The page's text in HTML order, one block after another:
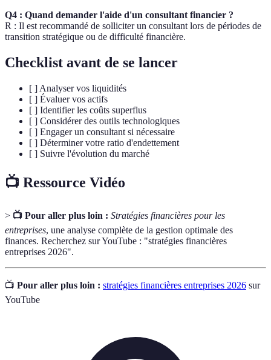
Q4 : Quand demander l'aide d'un consultant financier ?
R : Il est recommandé de solliciter un consultant lors de périodes de
transition stratégique ou de difficulté financière.
Checklist avant de se lancer
[ ] Analyser vos liquidités
[ ] Évaluer vos actifs
[ ] Identifier les coûts superflus
[ ] Considérer des outils technologiques
[ ] Engager un consultant si nécessaire
[ ] Déterminer votre ratio d'endettement
[ ] Suivre l'évolution du marché
📺 Ressource Vidéo
> 📺 Pour aller plus loin : Stratégies financières pour les
entreprises, une analyse complète de la gestion optimale des
finances. Recherchez sur YouTube : "stratégies financières
entreprises 2026".
📺 Pour aller plus loin : stratégies financières entreprises 2026 sur
YouTube